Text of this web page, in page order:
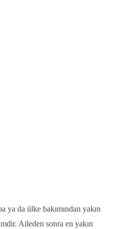
ya da ülke bakımından yakın
Aileden sonra en yakın